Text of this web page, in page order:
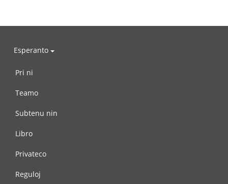
Esperanto
Pri ni
Teamo
Subtenu nin
Libro
Privateco
Reguloj